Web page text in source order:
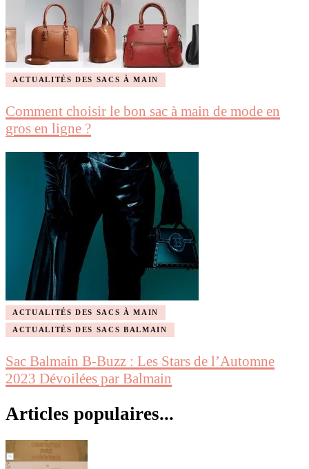
ACTUALITÉS DES SACS À MAIN
Comment choisir le bon sac à main de mode en
gros en ligne ?
ACTUALITÉS DES SACS À MAIN
ACTUALITÉS DES SACS BALMAIN
Sac Balmain B-Buzz : Les Stars de l’Automne
2023 Dévoilées par Balmain
Articles populaires...